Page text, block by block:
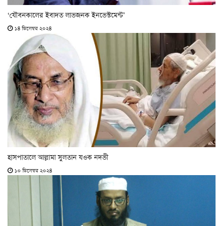
‘যৌবনকালের ইবাদত লাভজনক ইনভেস্টমেন্ট’
১৪ ডিসেম্বর ২০২৪
হাসপাতালে আল্লামা সুলতান যওক নদভী
১০ ডিসেম্বর ২০২৪